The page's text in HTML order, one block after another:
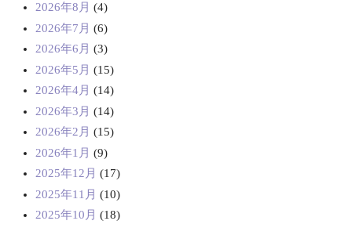
2026年8月 (4)
2026年7月 (6)
2026年6月 (3)
2026年5月 (15)
2026年4月 (14)
2026年3月 (14)
2026年2月 (15)
2026年1月 (9)
2025年12月 (17)
2025年11月 (10)
2025年10月 (18)